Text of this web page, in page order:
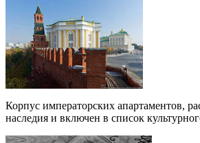
Корпус императорских апартаментов,
наследия и включен в список